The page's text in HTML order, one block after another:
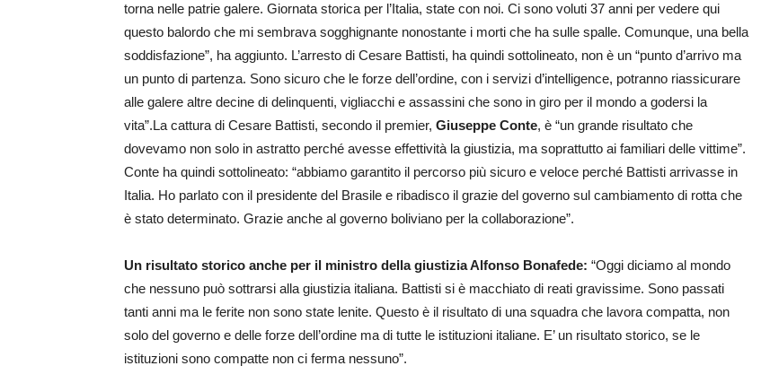
torna nelle patrie galere. Giornata storica per l’Italia, state con noi. Ci sono voluti 37 anni per vedere qui
questo balordo che mi sembrava sogghignante nonostante i morti che ha sulle spalle. Comunque, una bella
soddisfazione”, ha aggiunto. L’arresto di Cesare Battisti, ha quindi sottolineato, non è un “punto d’arrivo ma
un punto di partenza. Sono sicuro che le forze dell’ordine, con i servizi d’intelligence, potranno riassicurare
alle galere altre decine di delinquenti, vigliacchi e assassini che sono in giro per il mondo a godersi la
vita”.La cattura di Cesare Battisti, secondo il premier, Giuseppe Conte, è “un grande risultato che
dovevamo non solo in astratto perché avesse effettività la giustizia, ma soprattutto ai familiari delle vittime”.
Conte ha quindi sottolineato: “abbiamo garantito il percorso più sicuro e veloce perché Battisti arrivasse in
Italia. Ho parlato con il presidente del Brasile e ribadisco il grazie del governo sul cambiamento di rotta che
è stato determinato. Grazie anche al governo boliviano per la collaborazione”.
Un risultato storico anche per il ministro della giustizia Alfonso Bonafede: “Oggi diciamo al mondo
che nessuno può sottrarsi alla giustizia italiana. Battisti si è macchiato di reati gravissime. Sono passati
tanti anni ma le ferite non sono state lenite. Questo è il risultato di una squadra che lavora compatta, non
solo del governo e delle forze dell’ordine ma di tutte le istituzioni italiane. E’ un risultato storico, se le
istituzioni sono compatte non ci ferma nessuno”.